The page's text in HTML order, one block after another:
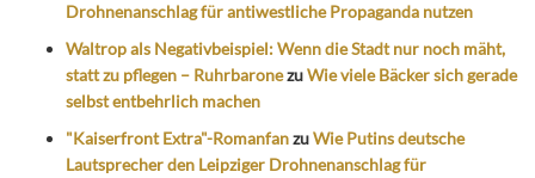
Drohnenanschlag für antiwestliche Propaganda nutzen
Waltrop als Negativbeispiel: Wenn die Stadt nur noch mäht,
statt zu pflegen – RuhrbaronezuWie viele Bäcker sich gerade
selbst entbehrlich machen
"Kaiserfront Extra"-RomanfanzuWie Putins deutsche
Lautsprecher den Leipziger Drohnenanschlag für